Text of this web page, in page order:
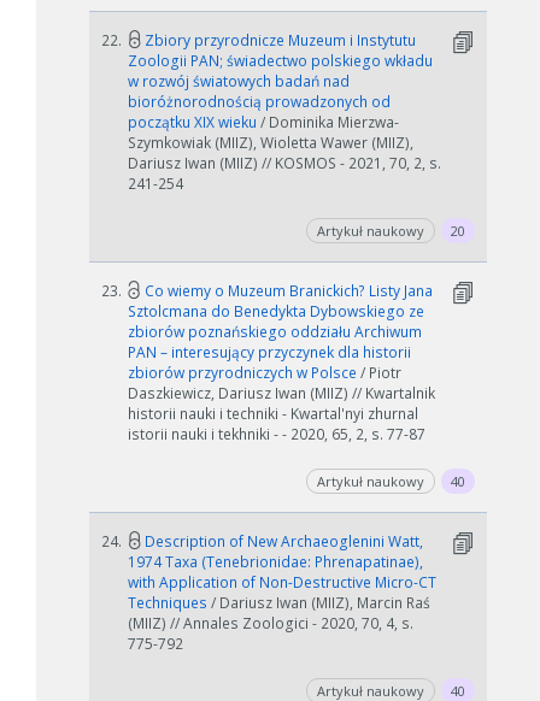
22.
Zbiory przyrodnicze Muzeum i Instytutu
Zoologii PAN; świadectwo polskiego wkładu
w rozwój światowych badań nad
bioróżnorodnością prowadzonych od
początku XIX wieku / Dominika Mierzwa-
Szymkowiak (MIIZ), Wioletta Wawer (MIIZ),
Dariusz Iwan (MIIZ) // KOSMOS - 2021, 70, 2, s.
241-254
Artykuł naukowy 20
23.
Co wiemy o Muzeum Branickich? Listy Jana
Sztolcmana do Benedykta Dybowskiego ze
zbiorów poznańskiego oddziału Archiwum
PAN – interesujący przyczynek dla historii
zbiorów przyrodniczych w Polsce / Piotr
Daszkiewicz, Dariusz Iwan (MIIZ) // Kwartalnik
historii nauki i techniki - Kwartal'nyi zhurnal
istorii nauki i tekhniki - - 2020, 65, 2, s. 77-87
Artykuł naukowy 40
24.
Description of New Archaeoglenini Watt,
1974 Taxa (Tenebrionidae: Phrenapatinae),
with Application of Non-Destructive Micro-CT
Techniques / Dariusz Iwan (MIIZ), Marcin Raś
(MIIZ) // Annales Zoologici - 2020, 70, 4, s.
775-792
Artykuł naukowy 40